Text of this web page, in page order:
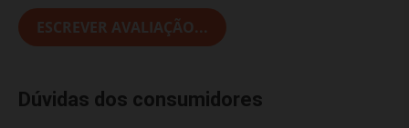
ESCREVER AVALIAÇÃO...
Dúvidas dos consumidores